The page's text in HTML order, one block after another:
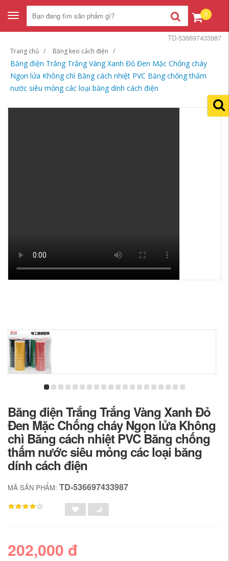
Toggle
navigation
0
Trang chủ Băng keo cách điện
Băng điện Trắng Trắng Vàng Xanh Đỏ Đen Mặc Chống cháy
Ngọn lửa Không chì Băng cách nhiệt PVC Băng chống thấm
nước siêu mỏng các loại băng dính cách điện
TD-536697433987
Băng điện Trắng Trắng Vàng Xanh Đỏ
Đen Mặc Chống cháy Ngọn lửa Không
chì Băng cách nhiệt PVC Băng chống
thấm nước siêu mỏng các loại băng
dính cách điện
MÃ SẢN PHẨM: TD-536697433987
202,000 đ